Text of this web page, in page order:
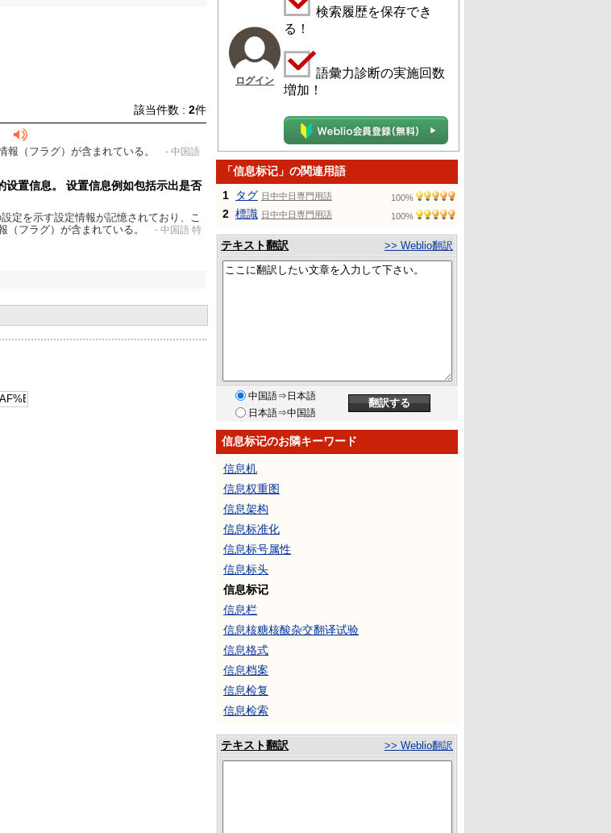
該当件数 : 2件
（フラグ）が含まれている。
- 中国語
置信息。 设置信息例如包括示出是否
定を示す設定情報が記憶されており、こ
フラグ）が含まれている。
- 中国語 特
ログイン
検索履歴を保存でき
る！
語彙力診断の実施回数
増加！
「信息标记」の関連用語
1
タグ 日中中日専門用語 100%
2 標識 日中中日専門用語 100%
テキスト翻訳 >> Weblio翻訳
中国語⇒日本語
日本語⇒中国語
信息标记のお隣キーワード
信息机
信息权重图
信息架构
信息标准化
信息标号属性
信息标头
信息标记
信息栏
信息核糖核酸杂交翻译试验
信息格式
信息档案
信息检复
信息检索
テキスト翻訳 >> Weblio翻訳